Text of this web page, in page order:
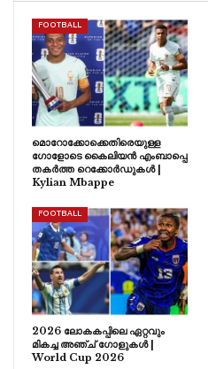
FOOTBALL
മൊറോക്കോക്കെതിരെയുള്ള
ഗോളോടെ കൈലിയൻ എംബാപ്പെ
തകർത്ത റെക്കോർഡുകൾ |
Kylian Mbappe
FOOTBALL
2026 ലോകകപ്പിലെ ഏറ്റവും
മികച്ച അഞ്ച് ഗോളുകൾ |
World Cup 2026